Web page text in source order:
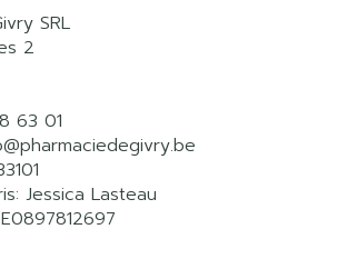
SRL
2
63 01
pharmaciedegivry.be
Jessica Lasteau